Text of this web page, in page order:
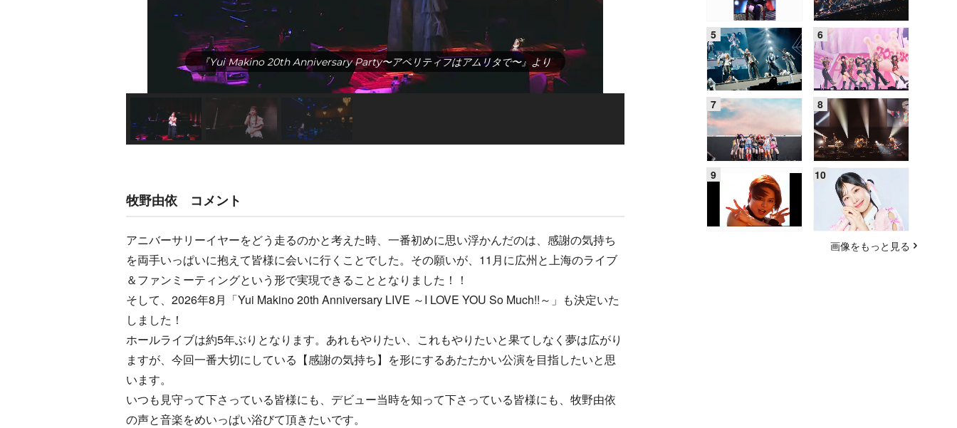
『Yui Makino 20th Anniversary Party〜アペリティフはアムリタで〜』より
牧野由依 コメント
アニバーサリーイヤーをどう走るのかと考えた時、一番初めに思い浮かんだのは、感謝の気持ち
を両手いっぱいに抱えて皆様に会いに行くことでした。その願いが、11月に広州と上海のライブ
＆ファンミーティングという形で実現できることとなりました！！
そして、2026年8月「Yui Makino 20th Anniversary LIVE ～I LOVE YOU So Much!!～」も決定いた
しました！
ホールライブは約5年ぶりとなります。あれもやりたい、これもやりたいと果てしなく夢は広がり
ますが、今回一番大切にしている【感謝の気持ち】を形にするあたたかい公演を目指したいと思
います。
いつも見守って下さっている皆様にも、デビュー当時を知って下さっている皆様にも、牧野由依
の声と音楽をめいっぱい浴びて頂きたいです。
画像をもっと見る